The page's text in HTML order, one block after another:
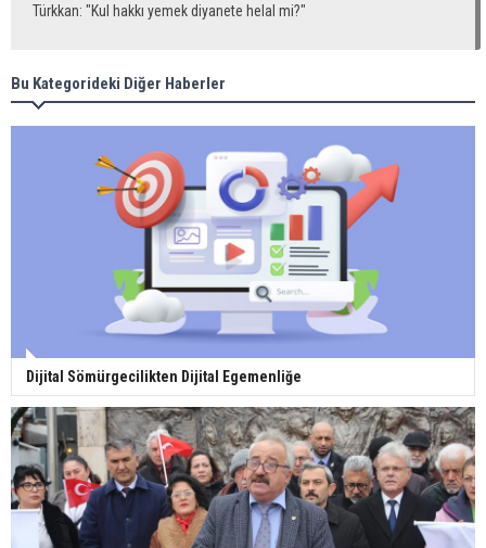
Türkkan: "Kul hakkı yemek diyanete helal mi?"
Bu Kategorideki Diğer Haberler
Dijital Sömürgecilikten Dijital Egemenliğe